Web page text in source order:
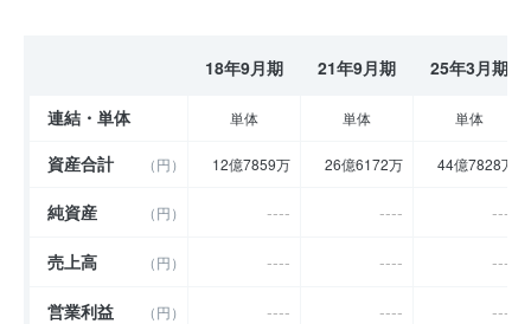
18年9月期 21年9月期 25年3月期
連結・単体 単体 単体 単体
資産合計 （円） 12億7859万 26億6172万 44億7828万
純資産 （円） ---- ---- ----
売上高 （円） ---- ---- ----
営業利益 （円） ---- ---- ----